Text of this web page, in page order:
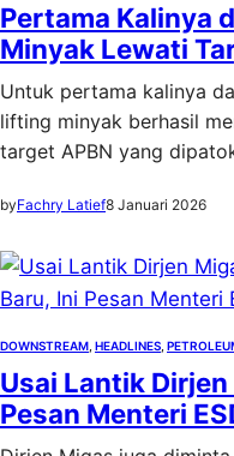
Pertama Kalinya
Minyak Lewati
Untuk pertama kalinya
lifting minyak berhasil
target APBN yang
byFachry Latief8 Januari 2026
DOWNSTREAM HEADLINES
Usai Lantik
Pesan Menteri